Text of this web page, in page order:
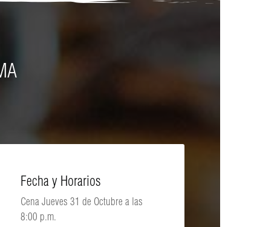
Fecha y Horarios
Cena Jueves 31 de Octubre a las
8:00 p.m.